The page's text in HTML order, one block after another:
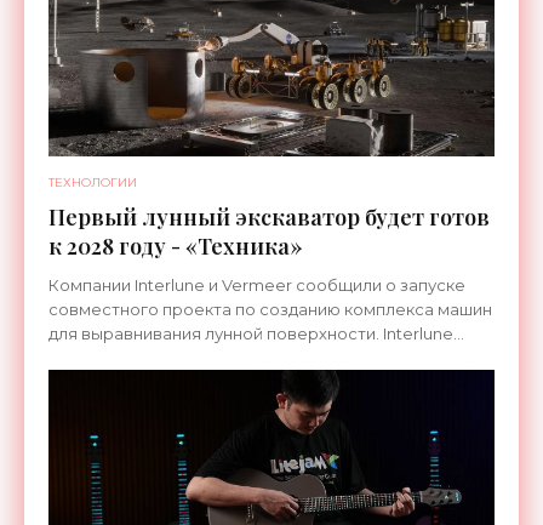
ТЕХНОЛОГИИ
Первый лунный экскаватор будет готов
к 2028 году - «Техника»
Компании Interlune и Vermeer сообщили о запуске
совместного проекта по созданию комплекса машин
для выравнивания лунной поверхности. Interlune